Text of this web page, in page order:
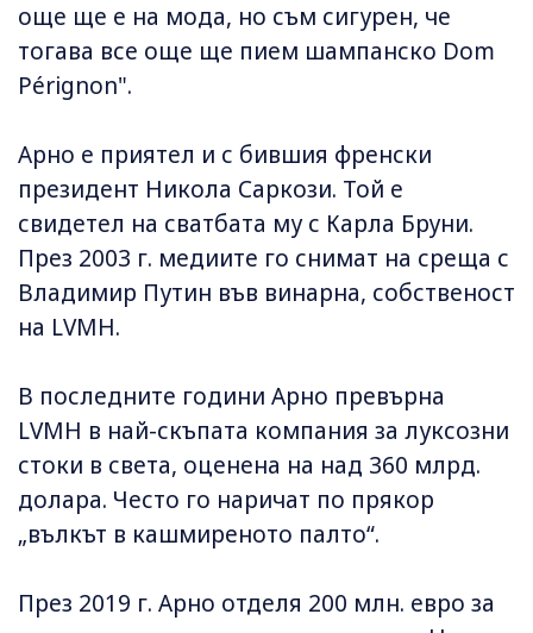
още ще е на мода, но съм сигурен, че
тогава все още ще пием шампанско Dom
Pérignon".
Арно е приятел и с бившия френски
президент Никола Саркози. Той е
свидетел на сватбата му с Карла Бруни.
През 2003 г. медиите го снимат на среща с
Владимир Путин във винарна, собственост
на LVMH.
В последните години Арно превърна
LVMH в най-скъпата компания за луксозни
стоки в света, оценена на над 360 млрд.
долара. Често го наричат по прякор
„вълкът в кашмиреното палто“.
През 2019 г. Арно отделя 200 млн. евро за